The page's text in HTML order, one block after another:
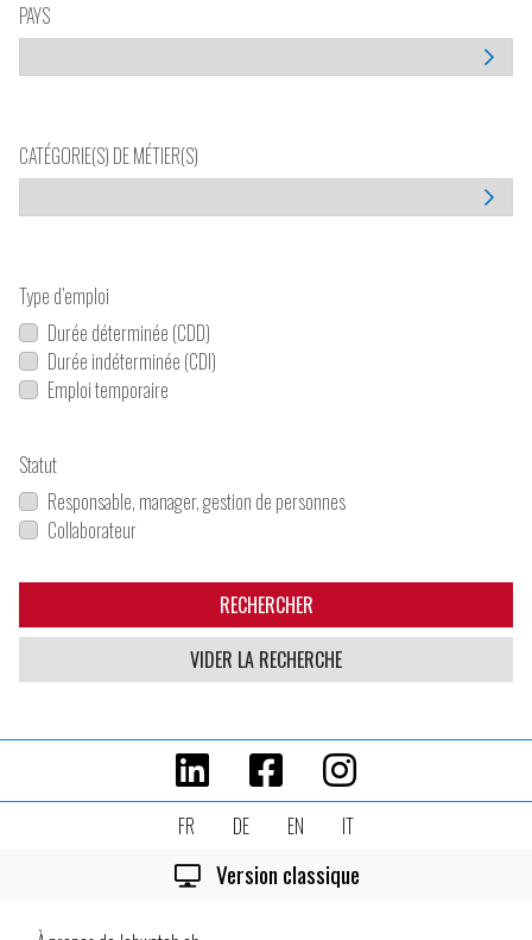
PAYS
CATÉGORIE(S) DE MÉTIER(S)
Type d’emploi
Durée déterminée (CDD)
Durée indéterminée (CDI)
Emploi temporaire
Statut
Responsable, manager, gestion de personnes
Collaborateur
RECHERCHER
VIDER LA RECHERCHE
FR DE EN IT
Version classique